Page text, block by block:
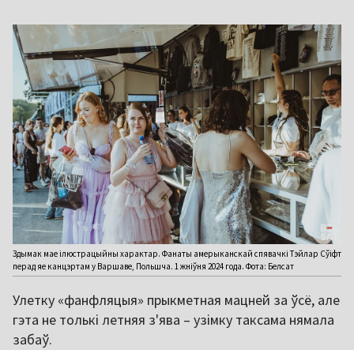
Здымак мае ілюстрацыйны характар. Фанаты амерыканскай спявачкі Тэйлар Сўіфт
перад яе канцэртам у Варшаве, Польшча. 1 жніўня 2024 года. Фота: Белсат
Улетку «фанфляцыя» прыкметная мацней за ўсё, але
гэта не толькі летняя з'ява – узімку таксама нямала
забаў.